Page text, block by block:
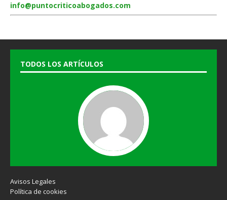
info@puntocriticoabogados.com
TODOS LOS ARTÍCULOS
Avisos Legales
Política de cookies